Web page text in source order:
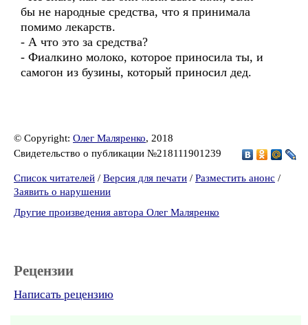
бы не народные средства, что я принимала
помимо лекарств.
- А что это за средства?
- Фиалкино молоко, которое приносила ты, и
самогон из бузины, который приносил дед.
© Copyright: Олег Маляренко, 2018
Свидетельство о публикации №218111901239
Список читателей / Версия для печати / Разместить анонс /
Заявить о нарушении
Другие произведения автора Олег Маляренко
Рецензии
Написать рецензию